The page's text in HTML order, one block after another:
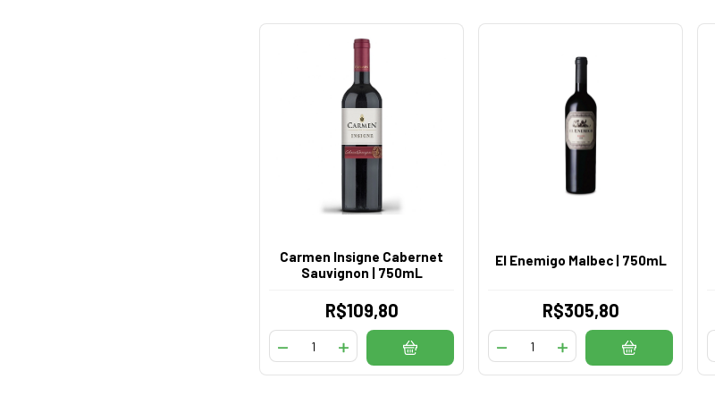
Carmen Insigne Cabernet
Sauvignon | 750mL
R$109,80
El Enemigo Malbec | 750mL
R$305,80